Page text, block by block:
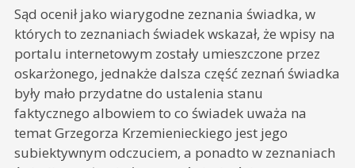
Sąd ocenił jako wiarygodne zeznania świadka, w
których to zeznaniach świadek wskazał, że wpisy na
portalu internetowym zostały umieszczone przez
oskarżonego, jednakże dalsza część zeznań świadka
były mało przydatne do ustalenia stanu
faktycznego albowiem to co świadek uważa na
temat Grzegorza Krzemienieckiego jest jego
subiektywnym odczuciem, a ponadto w zeznaniach